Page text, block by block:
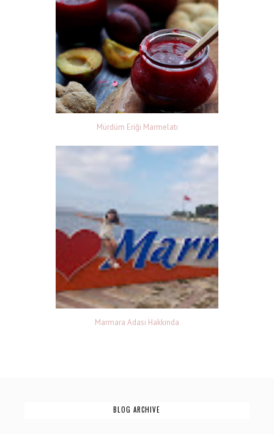
Mürdüm Eriği Marmelatı
Marmara Adası Hakkında
BLOG ARCHIVE